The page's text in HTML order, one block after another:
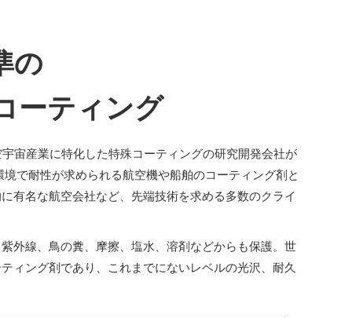
の
ーティング
宙産業に特化した特殊コーティングの研究開発会社が
で耐性が求められる航空機や船舶のコーティング剤と
有名な航空会社など、先端技術を求める多数のクライ
外線、鳥の糞、摩擦、塩水、溶剤などからも保護。世
ィング剤であり、これまでにないレベルの光沢、耐久